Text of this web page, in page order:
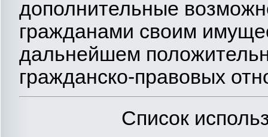
дополнительные
гражданами своим
дальнейшем
гражданско-правовых
Список